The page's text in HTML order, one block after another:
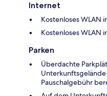
Internet
Kostenloses WLAN
Kostenloses WLAN
Parken
Überdachte
Unterkunftsgelände
Pauschalgebühr